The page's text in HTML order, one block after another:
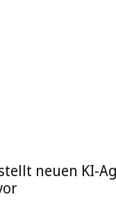
neuen KI-